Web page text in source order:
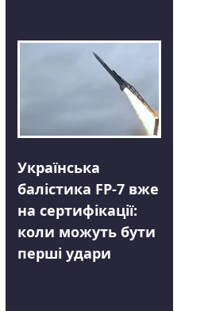
Українська
балістика FP-7 вже
на сертифікації:
коли можуть бути
перші удари